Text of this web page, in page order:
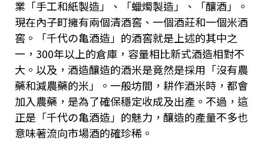
業「手工和紙製造」、「蠟燭製造」、「釀酒」。
現在內子町擁有兩個清酒窖、一個酒莊和一個米酒
窖。「千代の亀酒造」的酒窖就是上述的其中之
一，300年以上的倉庫，容量相比新式酒造相對不
大。以及，酒造釀造的酒米是竟然是採用「沒有農
藥和減農藥的米」。一般坊間，耕作酒米時，都會
加入農藥，是為了確保穩定收成及出產。不過，這
正是「千代の亀酒造」的魅力，釀造的產量不多也
意味著流向市場酒的確珍稀。